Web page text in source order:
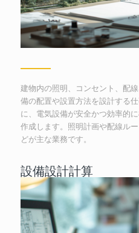
建物内の照明、コンセント、配
備の配置や設置方法を設計する
に、電気設備が安全かつ効率的
作成します。照明計画や配線ル
どが主な業務です。
設備設計計算